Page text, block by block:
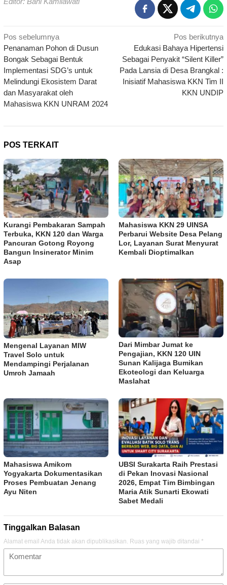
Navigasi
pos
Pos sebelumnya
Penanaman Pohon di Dusun
Bongak Sebagai Bentuk
Implementasi SDG’s untuk
Melindungi Ekosistem Darat
dan Masyarakat oleh
Mahasiswa KKN UNRAM 2024
Pos berikutnya
Edukasi Bahaya Hipertensi
Sebagai Penyakit “Silent Killer”
Pada Lansia di Desa Brangkal :
Inisiatif Mahasiswa KKN Tim II
KKN UNDIP
POS TERKAIT
Kurangi Pembakaran Sampah
Terbuka, KKN 120 dan Warga
Pancuran Gotong Royong
Bangun Insinerator Minim
Asap
Mahasiswa KKN 29 UINSA
Perbarui Website Desa Pelang
Lor, Layanan Surat Menyurat
Kembali Dioptimalkan
Mengenal Layanan MIW
Travel Solo untuk
Mendampingi Perjalanan
Umroh Jamaah
Dari Mimbar Jumat ke
Pengajian, KKN 120 UIN
Sunan Kalijaga Bumikan
Ekoteologi dan Keluarga
Maslahat
Mahasiswa Amikom
Yogyakarta Dokumentasikan
Proses Pembuatan Jenang
Ayu Niten
UBSI Surakarta Raih Prestasi
di Pekan Inovasi Nasional
2026, Empat Tim Bimbingan
Maria Atik Sunarti Ekowati
Sabet Medali
Tinggalkan Balasan
Alamat email Anda tidak akan dipublikasikan. Ruas yang wajib ditandai *